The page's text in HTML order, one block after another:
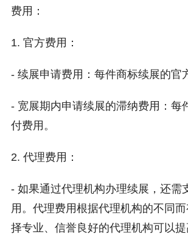
费用：
1. 官方费用：
- 续展申请费用：每件商标续展的官
- 宽展期内申请续展的滞纳费用：每
付费用。
2. 代理费用：
- 如果通过代理机构办理续展，还需
用。代理费用根据代理机构的不同
择专业、信誉良好的代理机构可以